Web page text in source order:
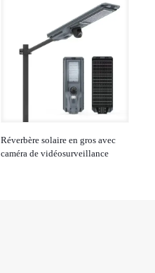
Réverbère solaire en gros avec
caméra de vidéosurveillance